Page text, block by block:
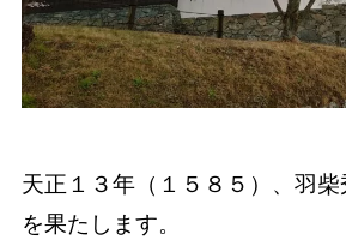
天正１３年（１５８５）、羽
を果たします。